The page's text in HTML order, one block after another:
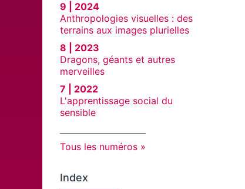
9 | 2024
Anthropologies visuelles : des
terrains aux images plurielles
8 | 2023
Dragons, géants et autres
merveilles
7 | 2022
L'apprentissage social du
sensible
Tous les numéros
Index